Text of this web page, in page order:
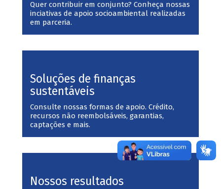
Quer contribuir em conjunto? Conheça nossas
inciativas de apoio socioambiental realizadas
em parceria.
Soluções de finanças
sustentáveis
Consulte nossas formas de apoio. Crédito,
recursos não reembolsáveis, garantias,
captações e mais.
Nossos resultados